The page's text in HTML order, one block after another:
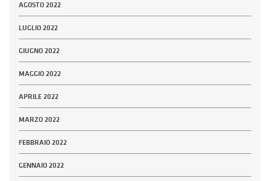
AGOSTO 2022
LUGLIO 2022
GIUGNO 2022
MAGGIO 2022
APRILE 2022
MARZO 2022
FEBBRAIO 2022
GENNAIO 2022